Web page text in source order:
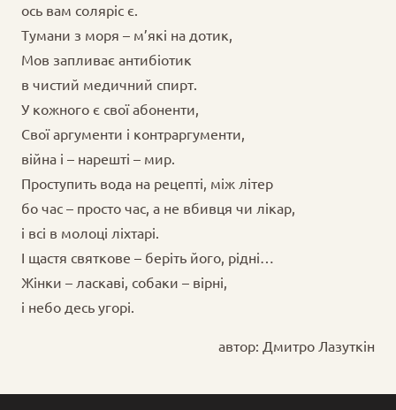
ось вам соляріс є.
Тумани з моря – м’які на дотик,
Мов запливає антибіотик
в чистий медичний спирт.
У кожного є свої абоненти,
Свої аргументи і контраргументи,
війна і – нарешті – мир.
Проступить вода на рецепті, між літер
бо час – просто час, а не вбивця чи лікар,
і всі в молоці ліхтарі.
І щастя святкове – беріть його, рідні…
Жінки – ласкаві, собаки – вірні,
і небо десь угорі.
автор: Дмитро Лазуткін